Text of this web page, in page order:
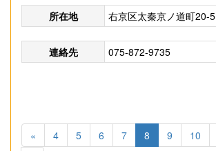
所在地 右京区太秦京ノ道町20-5
連絡先 075-872-9735
« 4 5 6 7 8 9 10